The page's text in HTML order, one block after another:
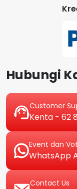
Hubungi
Customer
Kenta - 62
Event dan
WhatsApp
Contact Us